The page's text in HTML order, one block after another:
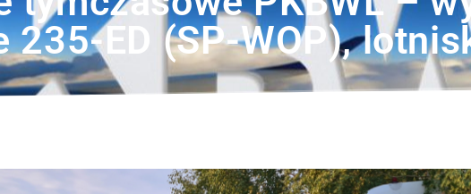
235-ED (SP-WOP),